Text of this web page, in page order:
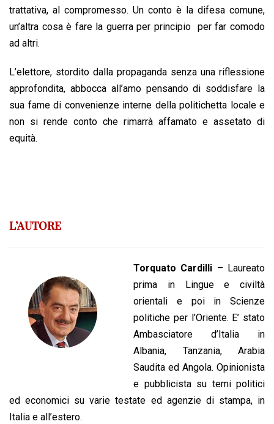
trattativa, al compromesso. Un conto è la difesa comune,
un’altra cosa è fare la guerra per principio per far comodo
ad altri.
L’elettore, stordito dalla propaganda senza una riflessione
approfondita, abbocca all’amo pensando di soddisfare la
sua fame di convenienze interne della politichetta locale e
non si rende conto che rimarrà affamato e assetato di
equità.
L’AUTORE
Torquato Cardilli – Laureato
prima in Lingue e civiltà
orientali e poi in Scienze
politiche per l’Oriente. E’ stato
Ambasciatore d’Italia in
Albania, Tanzania, Arabia
Saudita ed Angola. Opinionista
e pubblicista su temi politici
ed economici su varie testate ed agenzie di stampa, in
Italia e all’estero.